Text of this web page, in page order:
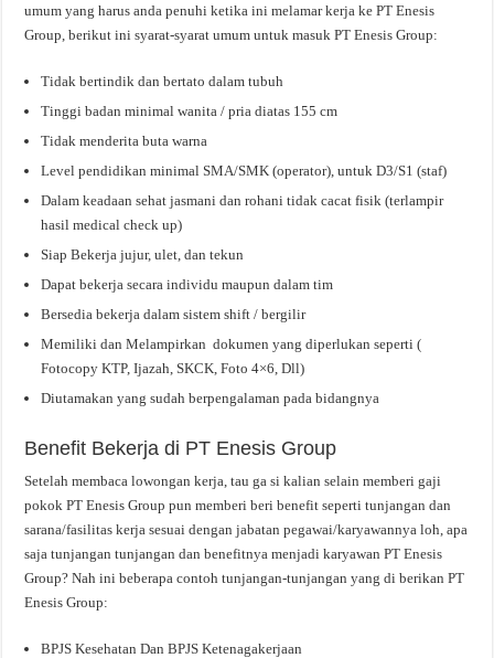
umum yang harus anda penuhi ketika ini melamar kerja ke PT Enesis
Group, berikut ini syarat-syarat umum untuk masuk PT Enesis Group:
Tidak bertindik dan bertato dalam tubuh
Tinggi badan minimal wanita / pria diatas 155 cm
Tidak menderita buta warna
Level pendidikan minimal SMA/SMK (operator), untuk D3/S1 (staf)
Dalam keadaan sehat jasmani dan rohani tidak cacat fisik (terlampir
hasil medical check up)
Siap Bekerja jujur, ulet, dan tekun
Dapat bekerja secara individu maupun dalam tim
Bersedia bekerja dalam sistem shift / bergilir
Memiliki dan Melampirkan dokumen yang diperlukan seperti (
Fotocopy KTP, Ijazah, SKCK, Foto 4×6, Dll)
Diutamakan yang sudah berpengalaman pada bidangnya
Benefit Bekerja di PT Enesis Group
Setelah membaca lowongan kerja, tau ga si kalian selain memberi gaji
pokok PT Enesis Group pun memberi beri benefit seperti tunjangan dan
sarana/fasilitas kerja sesuai dengan jabatan pegawai/karyawannya loh, apa
saja tunjangan tunjangan dan benefitnya menjadi karyawan PT Enesis
Group? Nah ini beberapa contoh tunjangan-tunjangan yang di berikan PT
Enesis Group:
BPJS Kesehatan Dan BPJS Ketenagakerjaan